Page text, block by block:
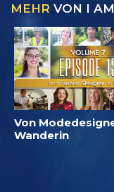
MEHR VON I
Von
Wanderin